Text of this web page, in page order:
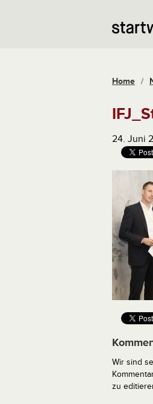
Home /
24. Juni
Wir sind
zu